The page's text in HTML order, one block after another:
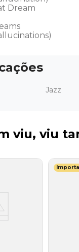
Dream
Jazz
viu, viu